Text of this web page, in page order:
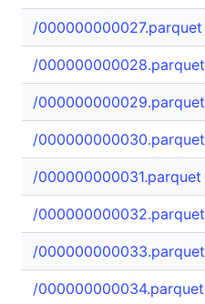
/000000000027.parquet
/000000000028.parquet
/000000000029.parquet
/000000000030.parquet
/000000000031.parquet
/000000000032.parquet
/000000000033.parquet
/000000000034.parquet